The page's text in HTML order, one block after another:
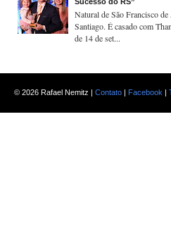
Natural de São Francisco
Santiago. É casado com
de 14 de set...
© 2026 Rafael Nemitz | Contato | Facebook |